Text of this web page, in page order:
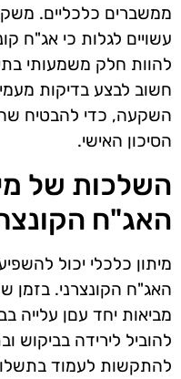
ממשברים כלכליים.
עשויים לגלות כי אג"ח
להוות חלק משמעותי
חשוב לבצע בדיקות
השקעה, כדי להבטיח
הסיכון האישי.
השלכות של
האג"ח
מיתון כלכלי יכול
האג"ח הקונצרני. בזמן
מביאות יחד עםן עלייה
להוביל לירידה בביקוש
להתקשות לעמוד